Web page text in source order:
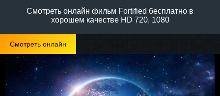
Смотреть онлайн фильм Fortified бесплатно в
хорошем качестве HD 720, 1080
Смотреть онлайн